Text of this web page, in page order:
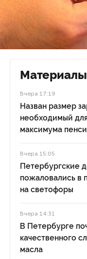
Вчера 17:19
Назван размер
необходимый
максимума
Вчера 15:05
Петербургские
пожаловались в
на светофоры
Вчера 14:31
В Петербурге
качественного
масла